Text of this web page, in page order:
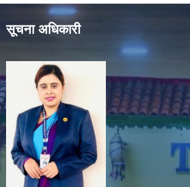
सूचना अधिकारी